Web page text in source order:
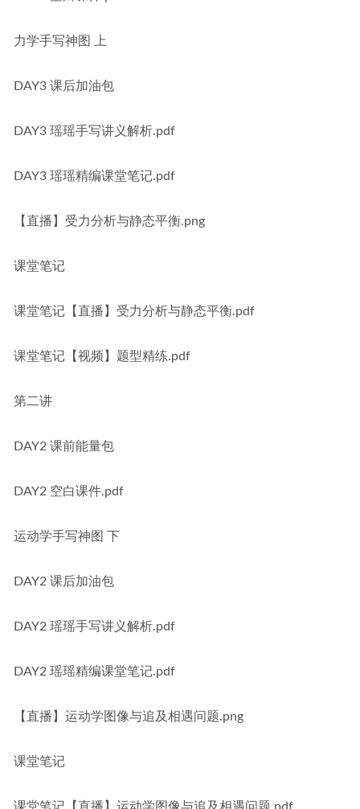
力学手写神图 上
DAY3 课后加油包
DAY3 瑶瑶手写讲义解析.pdf
DAY3 瑶瑶精编课堂笔记.pdf
【直播】受力分析与静态平衡.png
课堂笔记
课堂笔记【直播】受力分析与静态平衡.pdf
课堂笔记【视频】题型精练.pdf
第二讲
DAY2 课前能量包
DAY2 空白课件.pdf
运动学手写神图 下
DAY2 课后加油包
DAY2 瑶瑶手写讲义解析.pdf
DAY2 瑶瑶精编课堂笔记.pdf
【直播】运动学图像与追及相遇问题.png
课堂笔记